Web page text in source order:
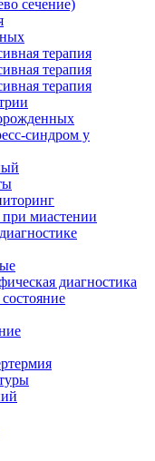
сечение)
терапия
терапия
терапия
синдром у
миастении
диагностика